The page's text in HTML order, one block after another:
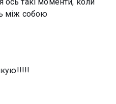
між собою